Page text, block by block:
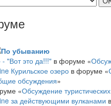
"Вот это да!!!" в форуме «
Курильское озеро в форуме «
обсуждения»
«Обсуждение
за действующими вулканами